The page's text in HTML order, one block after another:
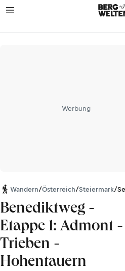
Werbung
Wandern/Österreich/Steiermark/
Benediktweg -
Etappe 1: Admont -
Trieben -
Hohentauern